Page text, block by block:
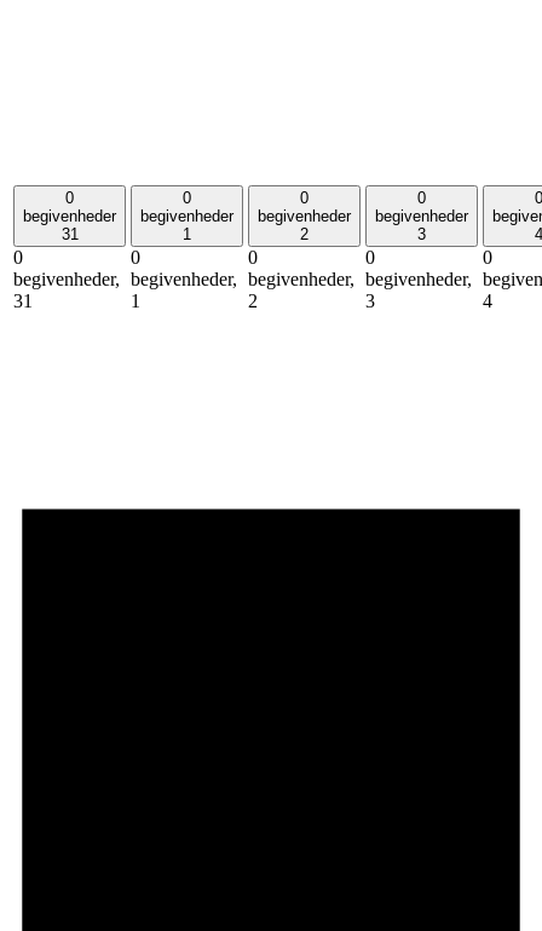
0
begivenheder
31
0
begivenheder,
31
0
begivenheder
1
0
begivenheder,
1
0
begivenheder
2
0
begivenheder,
2
0
begivenheder
3
0
begivenheder,
3
0
4
0
4